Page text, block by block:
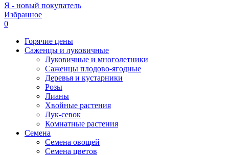
Я - новый покупатель
Избранное
0
Горячие цены
Саженцы и луковичные
Луковичные и многолетники
Саженцы плодово-ягодные
Деревья и кустарники
Розы
Лианы
Хвойные растения
Лук-севок
Комнатные растения
Семена
Семена овощей
Семена цветов